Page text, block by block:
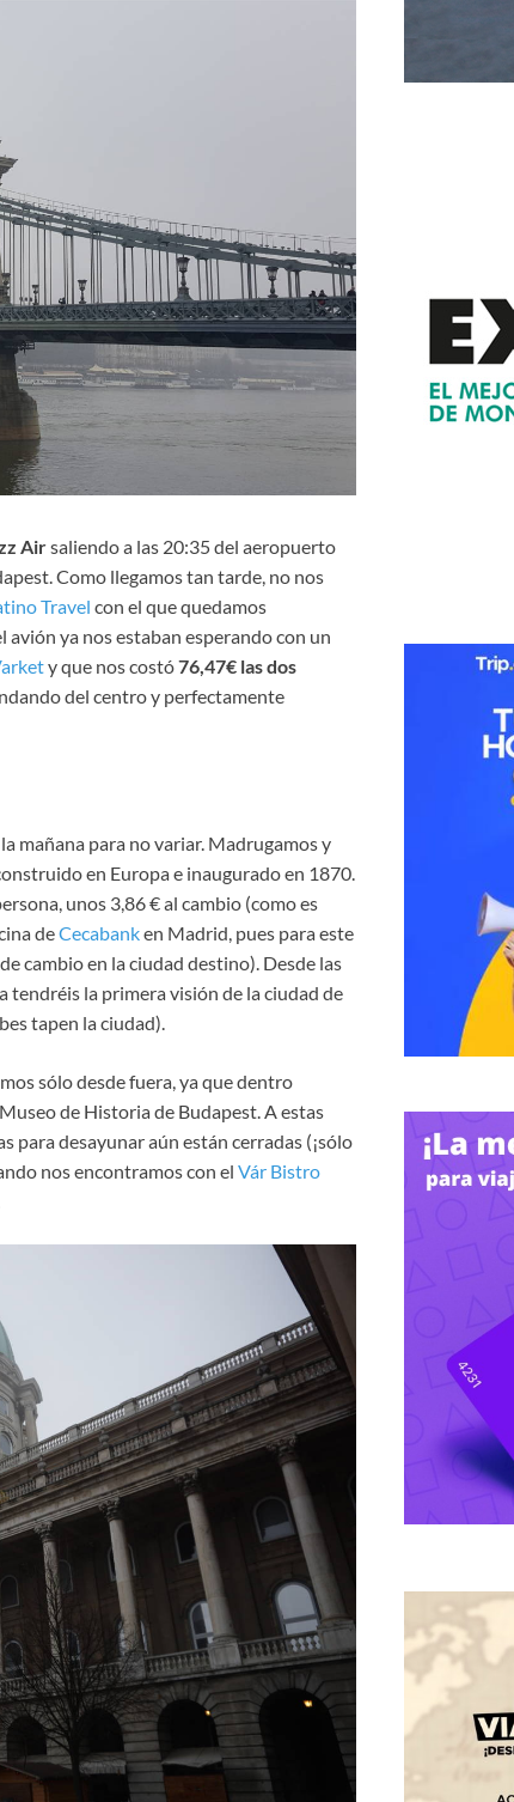
Airsaliendo a las 20:35 del aeropuerto
Como llegamos tan tarde, no nos
Travel con el que quedamos
ya nos estaban esperando con un
y que nos costó76,47€ las dos
del centro y perfectamente
mañana para no variar. Madrugamos y
en Europa e inaugurado en 1870.
unos 3,86 € al cambio (como es
deCecabanken Madrid, pues para este
cambio en la ciudad destino). Desde las
tendréis la primera visión de la ciudad de
tapen la ciudad).
sólo desde fuera, ya que dentro
de Historia de Budapest. A estas
para desayunar aún están cerradas (¡sólo
nos encontramos con el Vár Bistro